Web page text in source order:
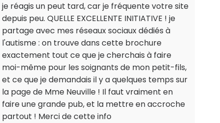
je réagis un peut tard, car je fréquente votre site
depuis peu. QUELLE EXCELLENTE INITIATIVE ! je
partage avec mes réseaux sociaux dédiés à
l'autisme : on trouve dans cette brochure
exactement tout ce que je cherchais à faire
moi-même pour les soignants de mon petit-fils,
et ce que je demandais il y a quelques temps sur
la page de Mme Neuville ! Il faut vraiment en
faire une grande pub, et la mettre en accroche
partout ! Merci de cette info